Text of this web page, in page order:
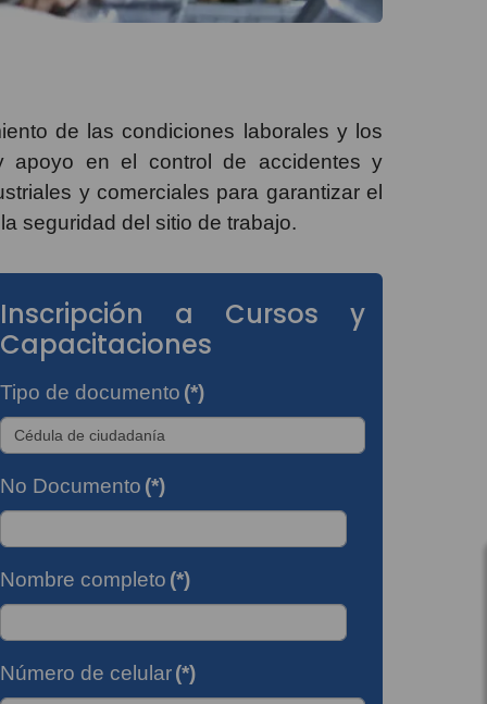
de las condiciones laborales y los
apoyo en el control de accidentes y
y comerciales para garantizar el
seguridad del sitio de trabajo.
Inscripción a Cursos y
Capacitaciones
Tipo de documento (*)
No Documento (*)
Nombre completo (*)
Número de celular(*)